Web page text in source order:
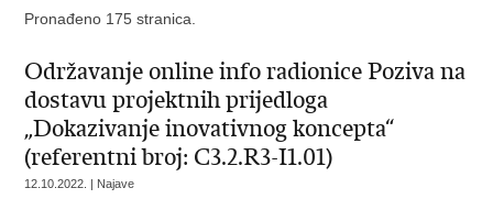
Pronađeno 175 stranica.
Održavanje online info radionice Poziva na
dostavu projektnih prijedloga
„Dokazivanje inovativnog koncepta“
(referentni broj: C3.2.R3-I1.01)
12.10.2022. | Najave